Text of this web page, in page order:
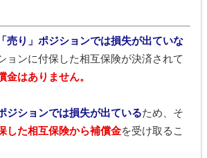
「売り」ポジションでは損失が出ていな
ョンに付保した相互保険が決済されて
金はありません。
ジションでは損失が出ているため、そ
した相互保険から補償金を受け取るこ